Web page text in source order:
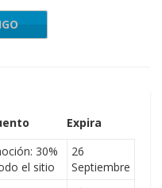
Expira
30%
el sitio
26
Septiembre